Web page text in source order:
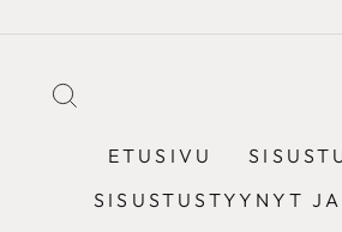
ETUSIVU
SISUSTUSTYYNYT